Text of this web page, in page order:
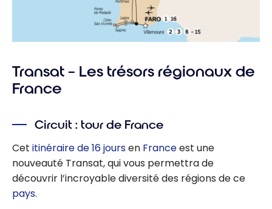
Transat – Les trésors régionaux de
France
Circuit : tour de France
Cet itinéraire de 16 joursen Franceest une
nouveauté Transat, qui vous permettra de
découvrir l’incroyable diversité des régions de ce
pays.